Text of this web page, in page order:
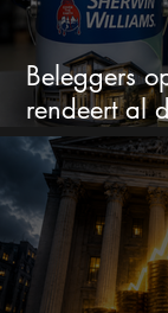
Beleggers
rendeert al
je watchlist